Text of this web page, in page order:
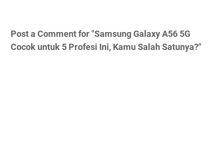
Post a Comment for "Samsung Galaxy A56 5G
Cocok untuk 5 Profesi Ini, Kamu Salah Satunya?"